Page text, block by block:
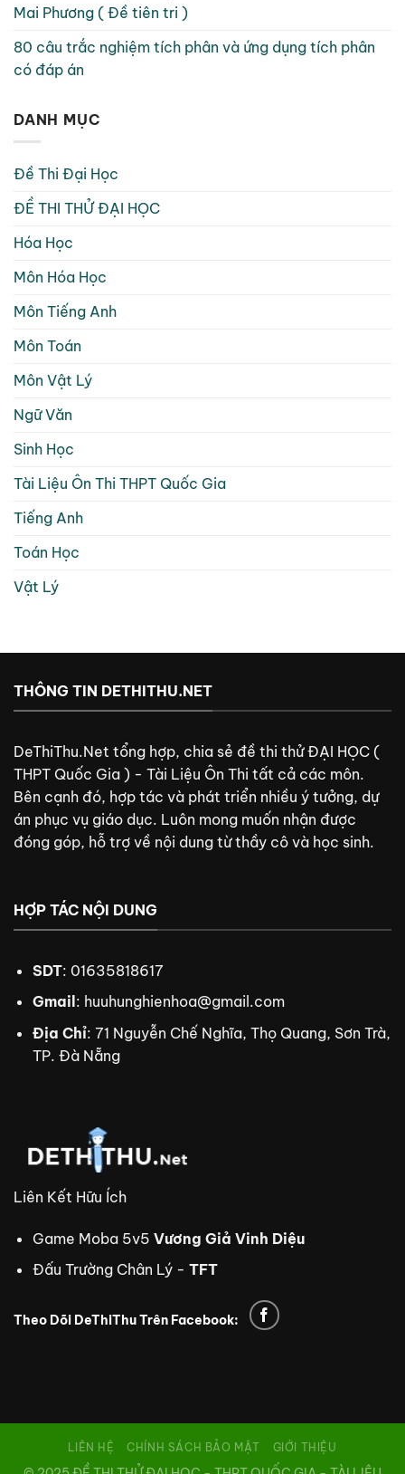
Mai Phương ( Đề tiên tri )
80 câu trắc nghiệm tích phân và ứng dụng tích phân
có đáp án
DANH MỤC
Đề Thi Đại Học
ĐỀ THI THỬ ĐẠI HỌC
Hóa Học
Môn Hóa Học
Môn Tiếng Anh
Môn Toán
Môn Vật Lý
Ngữ Văn
Sinh Học
Tài Liệu Ôn Thi THPT Quốc Gia
Tiếng Anh
Toán Học
Vật Lý
THÔNG TIN DETHITHU.NET
DeThiThu.Net tổng hợp, chia sẻ đề thi thử ĐẠI HỌC (
THPT Quốc Gia ) - Tài Liệu Ôn Thi tất cả các môn.
Bên cạnh đó, hợp tác và phát triển nhiều ý tưởng, dự
án phục vụ giáo dục. Luôn mong muốn nhận được
đóng góp, hỗ trợ về nội dung từ thầy cô và học sinh.
HỢP TÁC NỘI DUNG
SDT: 01635818617
Gmail : huuhunghienhoa@gmail.com
Địa Chỉ: 71 Nguyễn Chế Nghĩa, Thọ Quang, Sơn Trà,
TP. Đà Nẵng
Liên Kết Hữu Ích
Game Moba 5v5 Vương Giả Vinh Diệu
Đấu Trường Chân Lý - TFT
Theo Dõi DeThiThu Trên Facebook:
LIÊN HỆ CHÍNH SÁCH BẢO MẬT GIỚI THIỆU